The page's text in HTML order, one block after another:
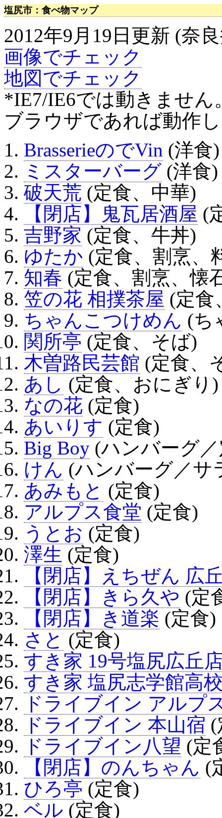
塩尻市：食べ物マップ
2012年9月19日更新 (奈
画像でチェック
地図でチェック
*IE7/IE6では動きませ
ブラウザであれば動作
BrasserieのでVin (洋食)
ミスターバーグ (洋食)
破天荒 (定食、中華)
【閉店】鬼瓦居酒屋 (
吉野家 (定食、牛丼)
ゆたか (定食、割烹、
知春 (定食、割烹、懐
笠の花 相撲茶屋 (定食
ちゃんこつけめん (ち
関所亭 (定食、そば)
木曽路民芸館 (定食、
あし (定食、おにぎり)
なの花 (定食)
あいりす (定食)
Big Boy (ハンバーグ
けん (ハンバーグ／サ
あみもと (定食)
アルプス食堂 (定食)
うとお (定食)
澤生 (定食)
【閉店】えちぜん 広
【閉店】きら久や (定
【閉店】き道楽 (定食)
さと (定食)
すき家 19号塩尻広丘
すき家 塩尻志学館高
ドライブイン アルプ
ドライブイン 本山宿 (
ドライブイン八望 (定
【閉店】のんちゃん (
ひろ亭 (定食)
ベル (定食)